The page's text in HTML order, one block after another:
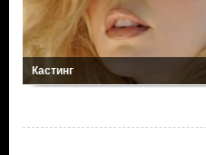
Кастинг